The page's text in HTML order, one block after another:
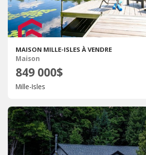
MAISON MILLE-ISLES À VENDRE
Maison
849 000$
Mille-Isles